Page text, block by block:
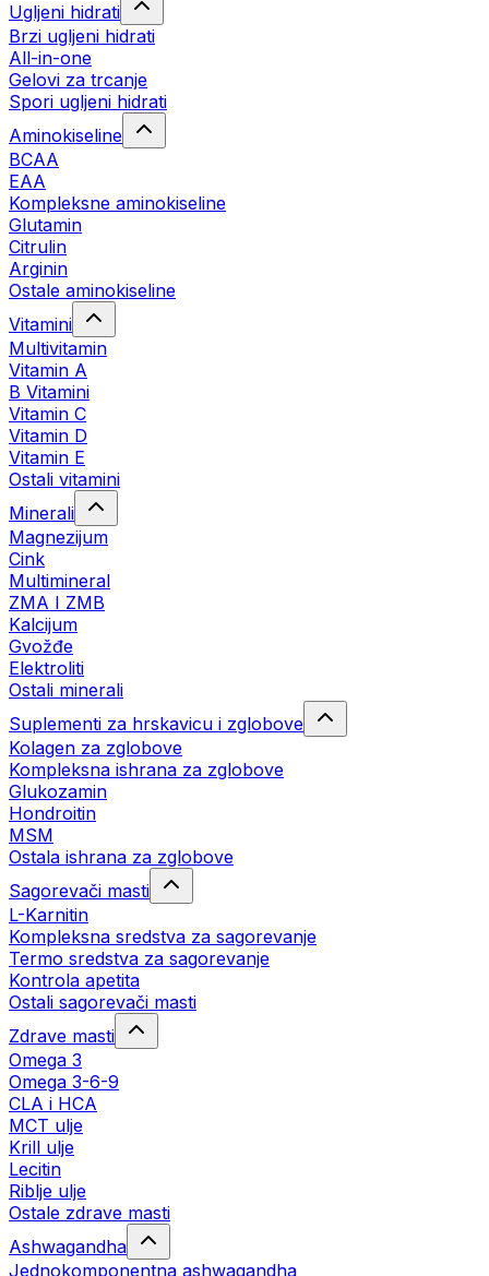
Ugljeni hidrati
Brzi ugljeni hidrati
All-in-one
Gelovi za trcanje
Spori ugljeni hidrati
Aminokiseline
BCAA
ЕАА
Kompleksne aminokiseline
Glutamin
Citrulin
Arginin
Ostale aminokiseline
Vitamini
Multivitamin
Vitamin A
B Vitamini
Vitamin C
Vitamin D
Vitamin E
Ostali vitamini
Minerali
Magnezijum
Cink
Multimineral
ZMA I ZMB
Kalcijum
Gvožđe
Elektroliti
Ostali minerali
Suplementi za hrskavicu i zglobove
Kolagen za zglobove
Kompleksna ishrana za zglobove
Glukozamin
Hondroitin
MSM
Ostala ishrana za zglobove
Sagorevači masti
L-Karnitin
Kompleksna sredstva za sagorevanje
Termo sredstva za sagorevanje
Kontrola apetita
Ostali sagorevači masti
Zdrave masti
Omega 3
Omega 3-6-9
CLA i HCA
MCT ulje
Krill ulje
Lecitin
Riblje ulje
Ostale zdrave masti
Ashwagandha
Jednokomponentna ashwagandha